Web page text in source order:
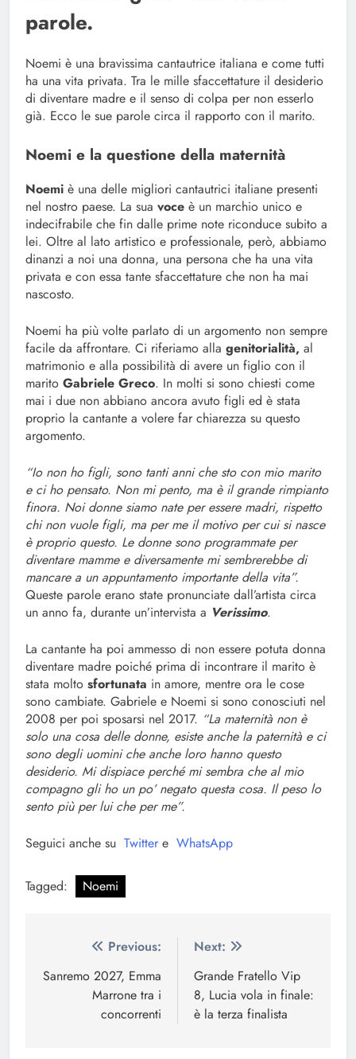
parole.
Noemi è una bravissima cantautrice italiana e come tutti
ha una vita privata. Tra le mille sfaccettature il desiderio
di diventare madre e il senso di colpa per non esserlo
già. Ecco le sue parole circa il rapporto con il marito.
Noemi e la questione della maternità
Noemi è una delle migliori cantautrici italiane presenti
nel nostro paese. La sua voce è un marchio unico e
indecifrabile che fin dalle prime note riconduce subito a
lei. Oltre al lato artistico e professionale, però, abbiamo
dinanzi a noi una donna, una persona che ha una vita
privata e con essa tante sfaccettature che non ha mai
nascosto.
Noemi ha più volte parlato di un argomento non sempre
facile da affrontare. Ci riferiamo alla genitorialità, al
matrimonio e alla possibilità di avere un figlio con il
marito Gabriele Greco. In molti si sono chiesti come
mai i due non abbiano ancora avuto figli ed è stata
proprio la cantante a volere far chiarezza su questo
argomento.
“Io non ho figli, sono tanti anni che sto con mio marito
e ci ho pensato. Non mi pento, ma è il grande rimpianto
finora. Noi donne siamo nate per essere madri, rispetto
chi non vuole figli, ma per me il motivo per cui si nasce
è proprio questo. Le donne sono programmate per
diventare mamme e diversamente mi sembrerebbe di
mancare a un appuntamento importante della vita”.
Queste parole erano state pronunciate dall’artista circa
un anno fa, durante un’intervista a Verissimo.
La cantante ha poi ammesso di non essere potuta donna
diventare madre poiché prima di incontrare il marito è
stata molto sfortunata in amore, mentre ora le cose
sono cambiate. Gabriele e Noemi si sono conosciuti nel
2008 per poi sposarsi nel 2017. “La maternità non è
solo una cosa delle donne, esiste anche la paternità e ci
sono degli uomini che anche loro hanno questo
desiderio. Mi dispiace perché mi sembra che al mio
compagno gli ho un po’ negato questa cosa. Il peso lo
sento più per lui che per me”.
Seguici anche su Twitter e WhatsApp
Tagged: Noemi
Navigazione
articoli
Previous:
Sanremo 2027, Emma
Marrone tra i
concorrenti
Next:
Grande Fratello Vip
8, Lucia vola in finale:
è la terza finalista